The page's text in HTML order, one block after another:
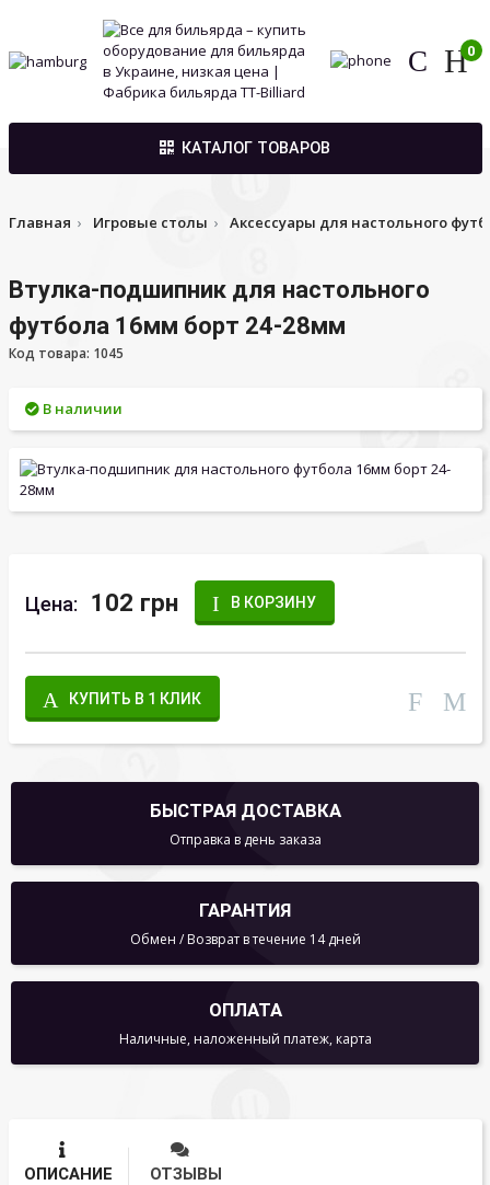
0
КАТАЛОГ ТОВАРОВ
Главная Игровые столы Аксессуары для настольного
Втулка-подшипник для настольного
футбола 16мм борт 24-28мм
Код товара: 1045
В наличии
Цена: 102 грн В КОРЗИНУ
КУПИТЬ В 1 КЛИК
БЫСТРАЯ ДОСТАВКА
Отправка в день заказа
ГАРАНТИЯ
Обмен / Возврат в течение 14 дней
ОПЛАТА
Наличные, наложенный платеж, карта
ОПИСАНИЕ
ОТЗЫВЫ